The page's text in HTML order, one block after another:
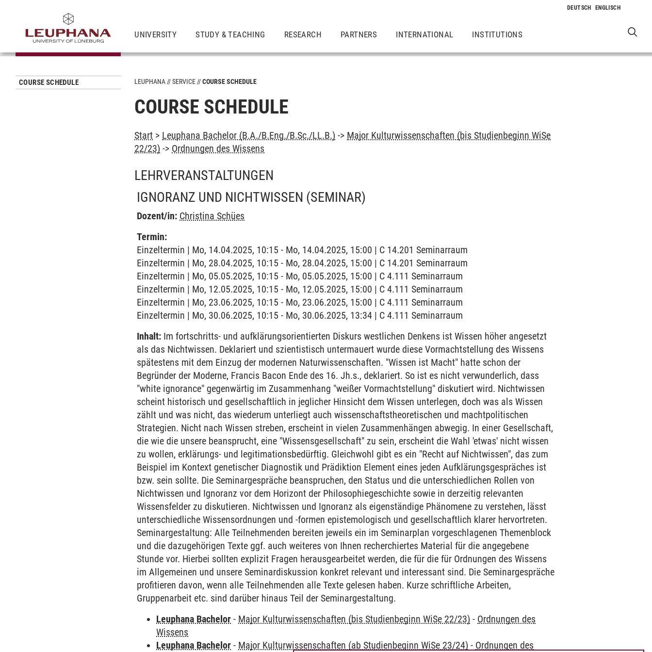
UNIVERSITY STUDY & TEACHING RESEARCH PARTNERS INTERNATIONAL INSTITUTIONS
COURSE SCHEDULE LEUPHANA SERVICE COURSE SCHEDULE
COURSE SCHEDULE
Start > Leuphana Bachelor (B.A./B.Eng./B.Sc./LL.B.) -> Major Kulturwissenschaften (bis Studienbeginn WiSe
22/23) -> Ordnungen des Wissens
LEHRVERANSTALTUNGEN
IGNORANZ UND NICHTWISSEN (SEMINAR)
Dozent/in: Christina Schües
Termin:
Einzeltermin | Mo, 14.04.2025, 10:15 - Mo, 14.04.2025, 15:00 | C 14.201 Seminarraum
Einzeltermin | Mo, 28.04.2025, 10:15 - Mo, 28.04.2025, 15:00 | C 14.201 Seminarraum
Einzeltermin | Mo, 05.05.2025, 10:15 - Mo, 05.05.2025, 15:00 | C 4.111 Seminarraum
Einzeltermin | Mo, 12.05.2025, 10:15 - Mo, 12.05.2025, 15:00 | C 4.111 Seminarraum
Einzeltermin | Mo, 23.06.2025, 10:15 - Mo, 23.06.2025, 15:00 | C 4.111 Seminarraum
Einzeltermin | Mo, 30.06.2025, 10:15 - Mo, 30.06.2025, 13:34 | C 4.111 Seminarraum
Inhalt: Im fortschritts- und aufklärungsorientierten Diskurs westlichen Denkens ist Wissen höher angesetzt
als das Nichtwissen. Deklariert und szientistisch untermauert wurde diese Vormachtstellung des Wissens
spätestens mit dem Einzug der modernen Naturwissenschaften. "Wissen ist Macht" hatte schon der
Begründer der Moderne, Francis Bacon Ende des 16. Jh.s., deklariert. So ist es nicht verwunderlich, dass
"white ignorance" gegenwärtig im Zusammenhang "weißer Vormachtstellung" diskutiert wird. Nichtwissen
scheint historisch und gesellschaftlich in jeglicher Hinsicht dem Wissen unterlegen, doch was als Wissen
zählt und was nicht, das wiederum unterliegt auch wissenschaftstheoretischen und machtpolitischen
Strategien. Nicht nach Wissen streben, erscheint in vielen Zusammenhängen abwegig. In einer Gesellschaft,
die wie die unsere beansprucht, eine "Wissensgesellschaft" zu sein, erscheint die Wahl 'etwas' nicht wissen
zu wollen, erklärungs- und legitimationsbedürftig. Gleichwohl gibt es ein "Recht auf Nichtwissen", das zum
Beispiel im Kontext genetischer Diagnostik und Prädiktion Element eines jeden Aufklärungsgespräches ist
bzw. sein sollte. Die Seminargespräche beanspruchen, den Status und die unterschiedlichen Rollen von
Nichtwissen und Ignoranz vor dem Horizont der Philosophiegeschichte sowie in derzeitig relevanten
Wissensfelder zu diskutieren. Nichtwissen und Ignoranz als eigenständige Phänomene zu verstehen, lässt
unterschiedliche Wissensordnungen und -formen epistemologisch und gesellschaftlich klarer hervortreten.
Seminargestaltung: Alle Teilnehmenden bereiten jeweils ein im Seminarplan vorgeschlagenen Themenblock
und die dazugehörigen Texte ggf. auch weiteres von Ihnen recherchiertes Material für die angegebene
Stunde vor. Hierbei sollten explizit Fragen herausgearbeitet werden, die für die für Ordnungen des Wissens
im Allgemeinen und unsere Seminardiskussion konkret relevant und interessant sind. Die Seminargespräche
profitieren davon, wenn alle Teilnehmenden alle Texte gelesen haben. Kurze schriftliche Arbeiten,
Gruppenarbeit etc. sind darüber hinaus Teil der Seminargestaltung.
Leuphana Bachelor - Major Kulturwissenschaften (bis Studienbeginn WiSe 22/23) - Ordnungen des
Wissens
Leuphana Bachelor - Major Kulturwissenschaften (ab Studienbeginn WiSe 23/24) - Ordnungen des